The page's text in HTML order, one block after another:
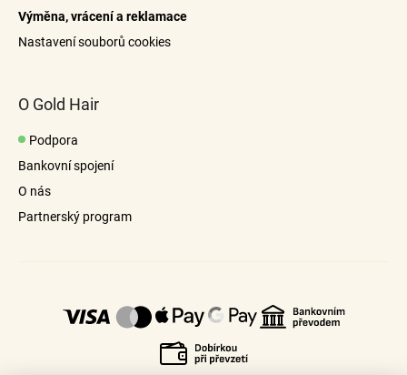
Výměna, vrácení a reklamace
Nastavení souborů cookies
O Gold Hair
Podpora
Bankovní spojení
O nás
Partnerský program